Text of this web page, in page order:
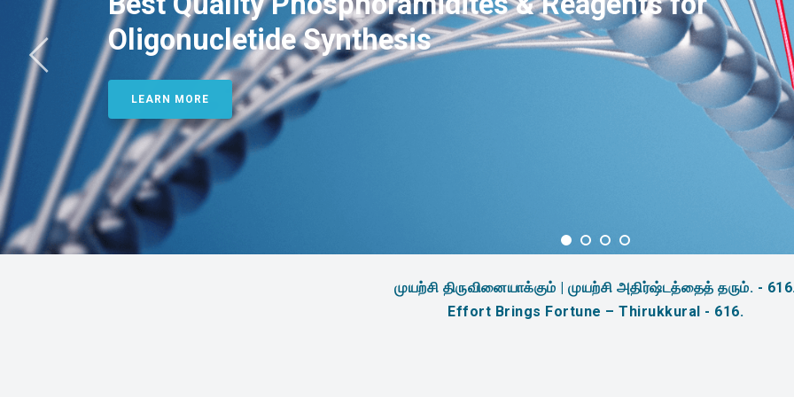
Oligonucletide Synthesis
LEARN MORE
முயற்சி திருவினையாக்கும் | முயற்சி அதிர்ஷ்டத்தைத் தரும். -
Effort Brings Fortune – Thirukkural - 616.